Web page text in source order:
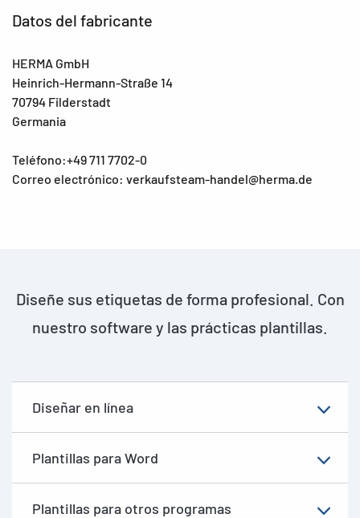
Datos del fabricante
HERMA GmbH
Heinrich-Hermann-Straße 14
70794 Filderstadt
Germania
Teléfono:+49 711 7702-0
Correo electrónico: verkaufsteam-handel@herma.de
Diseñe sus etiquetas de forma profesional. Con
nuestro software y las prácticas plantillas.
Diseñar en línea
Plantillas para Word
Plantillas para otros programas